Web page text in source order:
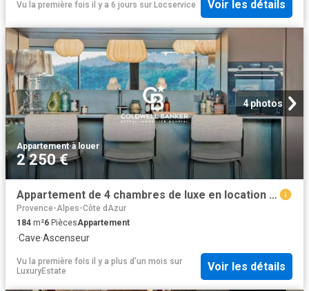
Vu la première fois il y a 6 jours sur Locservice Voir les détails
4 photos
Appartement·à louer
2 250 €
Appartement de 4 chambres de luxe en location à Le Lavandou, France
Provence-Alpes-Côte dAzur
184 m²6 PiècesAppartement
·Cave·Ascenseur
Vu la première fois il y a plus d'un mois sur
LuxuryEstate
Voir les détails